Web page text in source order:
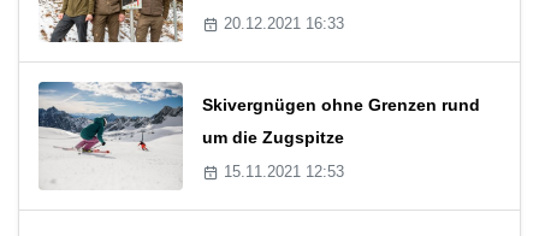
20.12.2021 16:33
Skivergnügen ohne Grenzen rund
um die Zugspitze
15.11.2021 12:53